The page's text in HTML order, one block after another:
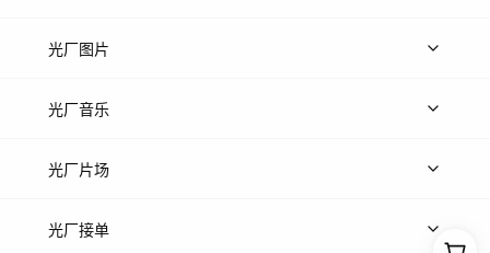
上传视频
光厂图片
上传图片
光厂音乐
热门音乐
光厂片场
上传案例
光厂接单